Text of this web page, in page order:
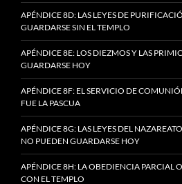
APÉNDICE 8D: LAS LEYES DE
GUARDARSE SIN EL TEMPLO
APÉNDICE 8E: LOS DIEZMOS Y LAS
GUARDARSE HOY
APÉNDICE 8F: EL SERVICIO DE
FUE LA PASCUA
APÉNDICE 8G: LAS LEYES DEL
NO PUEDEN GUARDARSE HOY
APÉNDICE 8H: LA OBEDIENCIA PARCIAL
CON EL TEMPLO